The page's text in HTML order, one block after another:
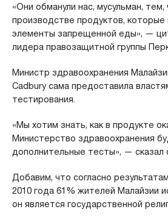
«Они обманули нас, мусульман, тем,
производстве продуктов,
элементы запрещенной еды», —
лидера правозащитной группы
Министр здравоохранения
Cadbury сама предоставила
тестирования.
«Мы хотим знать, как в продукте
Министерство здравоохранения
дополнительные тесты», — сказал
Добавим, что согласно
2010 года 61% жителей Малайзии
он является государственной